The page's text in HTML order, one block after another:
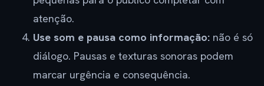
atenção.
Use som e pausa como informação: não é só
diálogo. Pausas e texturas sonoras podem
marcar urgência e consequência.